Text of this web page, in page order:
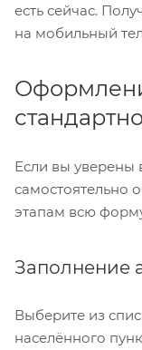
есть сейчас.
на мобильный
Если вы уверены
самостоятельно
этапам всю
Заполнение
Выберите из
населённого